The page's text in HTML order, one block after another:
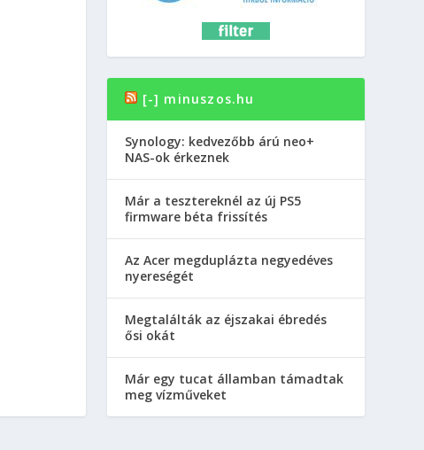
[-] minuszos.hu
Synology: kedvezőbb árú neo+
NAS-ok érkeznek
Már a tesztereknél az új PS5
firmware béta frissítés
Az Acer megduplázta negyedéves
nyereségét
Megtalálták az éjszakai ébredés
ősi okát
Már egy tucat államban támadtak
meg vízműveket